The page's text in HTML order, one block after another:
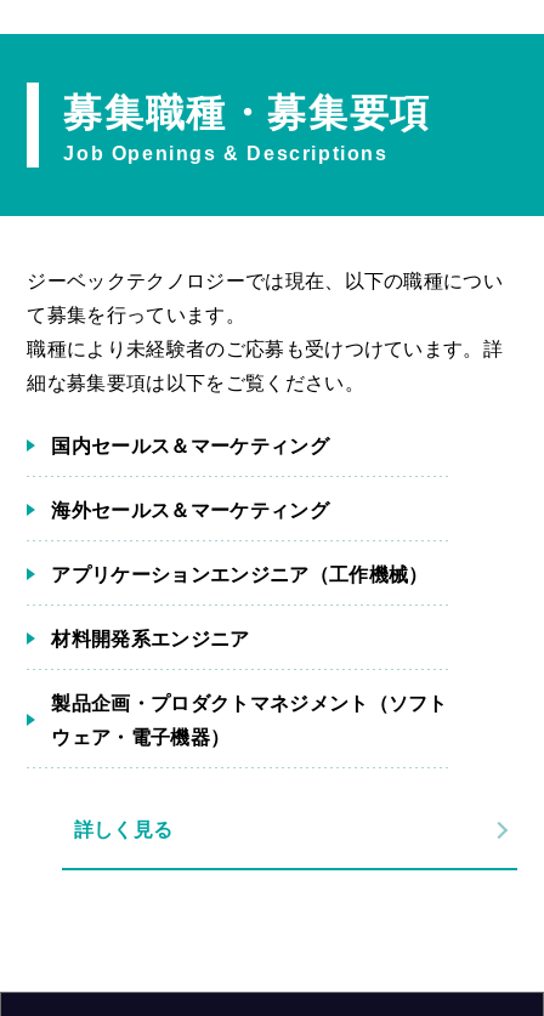
募集職種・募集要項
Job Openings & Descriptions
ジーベックテクノロジーでは現在、以下の職種につい
て募集を行っています。
職種により未経験者のご応募も受けつけています。詳
細な募集要項は以下をご覧ください。
国内セールス＆マーケティング
海外セールス＆マーケティング
アプリケーションエンジニア（工作機械）
材料開発系エンジニア
製品企画・プロダクトマネジメント（ソフト
ウェア・電子機器）
詳しく見る